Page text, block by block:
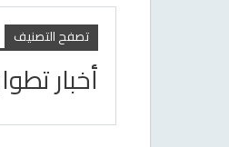
تصفح التصنيف
أخبار